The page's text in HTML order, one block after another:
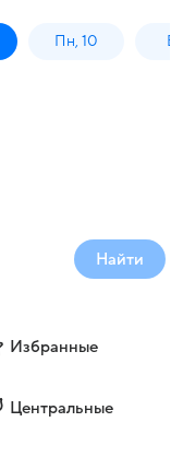
Пн, 10
Найти
Избранные
Центральные